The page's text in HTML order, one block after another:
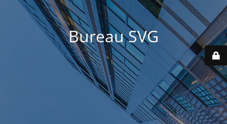
Bureau SVG